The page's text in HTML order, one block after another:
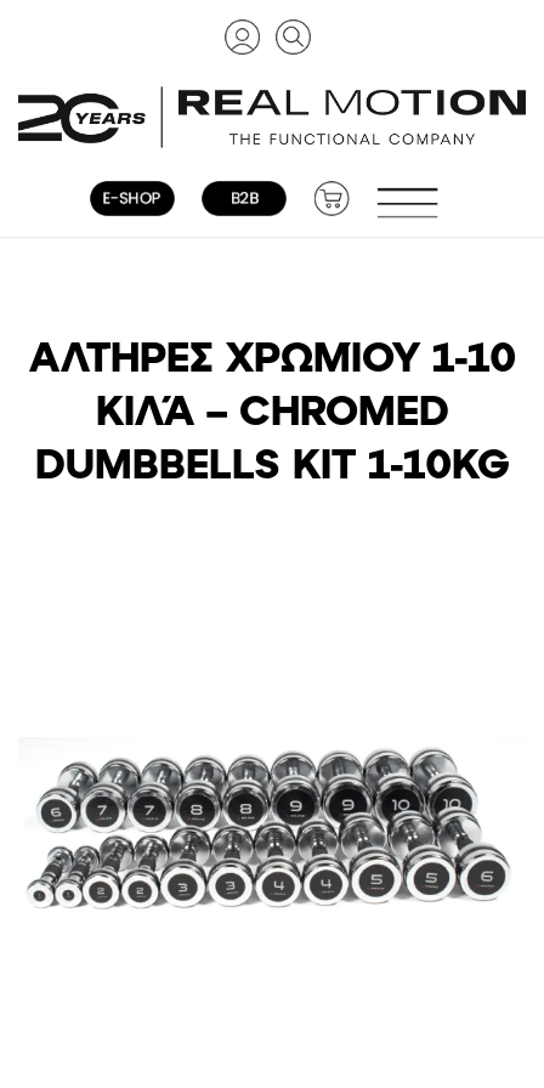
ΑΛΤΉΡΕΣ XΡΩΜΊΟΥ 1-10
ΚΙΛΆ – CHROMED
DUMBBELLS KIT 1-10KG